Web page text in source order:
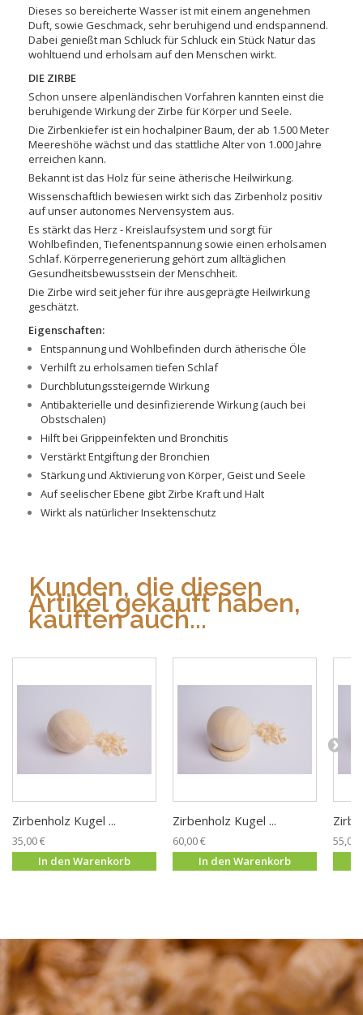
Dieses so bereicherte Wasser ist mit einem angenehmen
Duft, sowie Geschmack, sehr beruhigend und endspannend.
Dabei genießt man Schluck für Schluck ein Stück Natur das
wohltuend und erholsam auf den Menschen wirkt.
DIE ZIRBE
Schon unsere alpenländischen Vorfahren kannten einst die
beruhigende Wirkung der Zirbe für Körper und Seele.
Die Zirbenkiefer ist ein hochalpiner Baum, der ab 1.500 Meter
Meereshöhe wächst und das stattliche Alter von 1.000 Jahre
erreichen kann.
Bekannt ist das Holz für seine ätherische Heilwirkung.
Wissenschaftlich bewiesen wirkt sich das Zirbenholz positiv
auf unser autonomes Nervensystem aus.
Es stärkt das Herz - Kreislaufsystem und sorgt für
Wohlbefinden, Tiefenentspannung sowie einen erholsamen
Schlaf. Körperregenerierung gehört zum alltäglichen
Gesundheitsbewusstsein der Menschheit.
Die Zirbe wird seit jeher für ihre ausgeprägte Heilwirkung
geschätzt.
Eigenschaften:
Entspannung und Wohlbefinden durch ätherische Öle
Verhilft zu erholsamen tiefen Schlaf
Durchblutungssteigernde Wirkung
Antibakterielle und desinfizierende Wirkung (auch bei
Obstschalen)
Hilft bei Grippeinfekten und Bronchitis
Verstärkt Entgiftung der Bronchien
Stärkung und Aktivierung von Körper, Geist und Seele
Auf seelischer Ebene gibt Zirbe Kraft und Halt
Wirkt als natürlicher Insektenschutz
Kunden, die diesen
Artikel gekauft haben,
kauften auch...
Zirbenholz Kugel ...
35,00 €
In den Warenkorb
Zirbenholz Kugel ...
60,00 €
In den Warenkorb
55,00